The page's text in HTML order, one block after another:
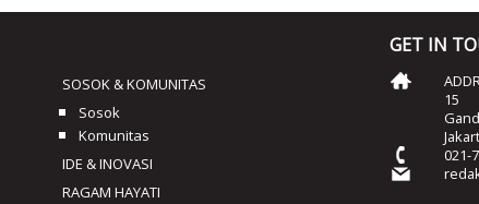
SOSOK & KOMUNITAS
Sosok
Komunitas
IDE & INOVASI
RAGAM HAYATI
GET IN
15
021-